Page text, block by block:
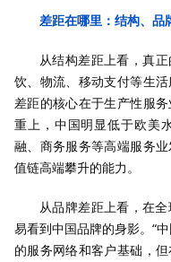
差距在哪里：结构、品
从结构差距上看，真
饮、物流、移动支付等生
差距的核心在于生产性服
重上，中国明显低于欧美
融、商务服务等高端服务
值链高端攀升的能力。
从品牌差距上看，在
易看到中国品牌的身影。“
的服务网络和客户基础，